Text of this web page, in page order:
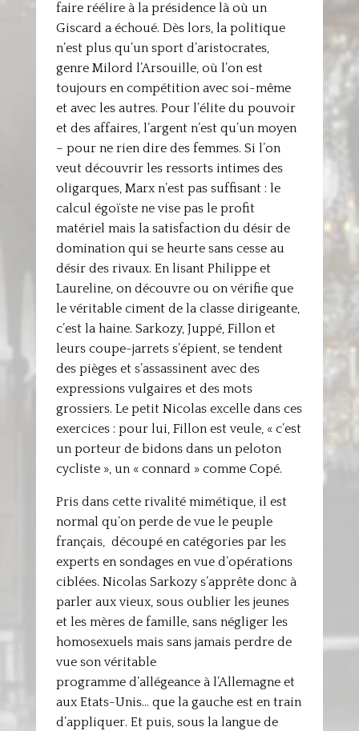
faire réélire à la présidence là où un
Giscard a échoué. Dès lors, la politique
n’est plus qu’un sport d’aristocrates,
genre Milord l’Arsouille, où l’on est
toujours en compétition avec soi-même
et avec les autres. Pour l’élite du pouvoir
et des affaires, l’argent n’est qu’un moyen
– pour ne rien dire des femmes. Si l’on
veut découvrir les ressorts intimes des
oligarques, Marx n’est pas suffisant : le
calcul égoïste ne vise pas le profit
matériel mais la satisfaction du désir de
domination qui se heurte sans cesse au
désir des rivaux. En lisant Philippe et
Laureline, on découvre ou on vérifie que
le véritable ciment de la classe dirigeante,
c’est la haine. Sarkozy, Juppé, Fillon et
leurs coupe-jarrets s’épient, se tendent
des pièges et s’assassinent avec des
expressions vulgaires et des mots
grossiers. Le petit Nicolas excelle dans ces
exercices : pour lui, Fillon est veule, « c’est
un porteur de bidons dans un peloton
cycliste », un « connard » comme Copé.
Pris dans cette rivalité mimétique, il est
normal qu’on perde de vue le peuple
français, découpé en catégories par les
experts en sondages en vue d’opérations
ciblées. Nicolas Sarkozy s’apprête donc à
parler aux vieux, sous oublier les jeunes
et les mères de famille, sans négliger les
homosexuels mais sans jamais perdre de
vue son véritable
programme d’allégeance à l’Allemagne et
aux Etats-Unis… que la gauche est en train
d’appliquer. Et puis, sous la langue de